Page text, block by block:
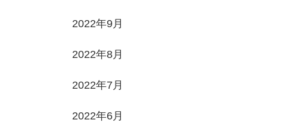
2022年9月
2022年8月
2022年7月
2022年6月